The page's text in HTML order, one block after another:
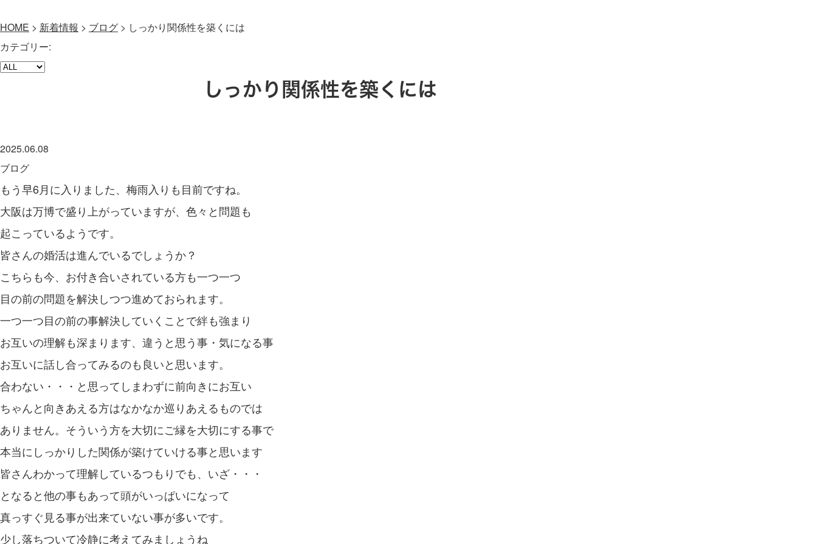
HOME > 新着情報 > ブログ > しっかり関係性を築くには
カテゴリー:
しっかり関係性を築くには
2025.06.08
ブログ
もう早6月に入りました、梅雨入りも目前ですね。
大阪は万博で盛り上がっていますが、色々と問題も
起こっているようです。
皆さんの婚活は進んでいるでしょうか？
こちらも今、お付き合いされている方も一つ一つ
目の前の問題を解決しつつ進めておられます。
一つ一つ目の前の事解決していくことで絆も強まり
お互いの理解も深まります、違うと思う事・気になる事
お互いに話し合ってみるのも良いと思います。
合わない・・・と思ってしまわずに前向きにお互い
ちゃんと向きあえる方はなかなか巡りあえるものでは
ありません。そういう方を大切にご縁を大切にする事で
本当にしっかりした関係が築けていける事と思います
皆さんわかって理解しているつもりでも、いざ・・・
となると他の事もあって頭がいっぱいになって
真っすぐ見る事が出来ていない事が多いです。
少し落ちついて冷静に考えてみましょうね